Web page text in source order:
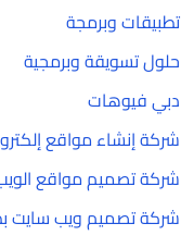
تطبيقات وبرمجة
حلول تسويقة وبرمجية
دبي فيوهات
شركة إنشاء مواقع
شركة تصميم مواقع
شركة تصميم ويب سايت